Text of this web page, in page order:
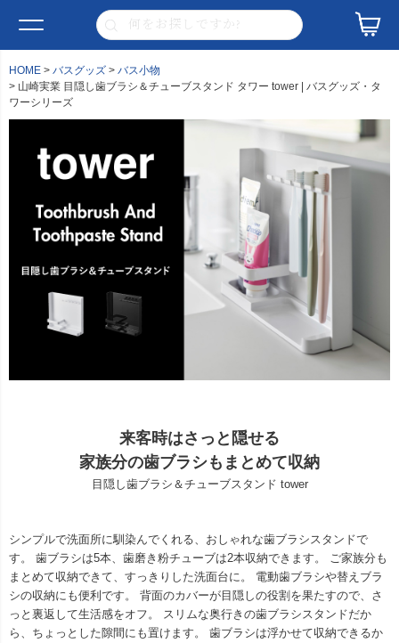
HOME バスグッズ
バス小物
山崎実業 目隠し歯ブラシ＆チューブスタンド タワー tower | バスグッズ・タ
ワーシリーズ
来客時はさっと隠せる
家族分の歯ブラシもまとめて収納
目隠し歯ブラシ＆チューブスタンド tower
シンプルで洗面所に馴染んでくれる、おしゃれな歯ブラシスタンドで
す。 歯ブラシは5本、歯磨き粉チューブは2本収納できます。 ご家族分も
まとめて収納できて、すっきりした洗面台に。 電動歯ブラシや替えブラ
シの収納にも便利です。 背面のカバーが目隠しの役割を果たすので、さ
っと裏返して生活感をオフ。 スリムな奥行きの歯ブラシスタンドだか
ら、ちょっとした隙間にも置けます。 歯ブラシは浮かせて収納できるか